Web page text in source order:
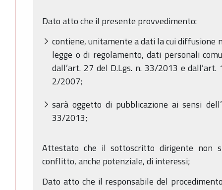
Dato atto che il presente provvedimento:
contiene, unitamente a dati la cui diffusione
legge o di regolamento, dati personali
dall’art. 27 del D.Lgs. n. 33/2013 e
2/2007;
sarà oggetto di pubblicazione ai sensi
33/2013;
Attestato che il sottoscritto dirigente non
conflitto, anche potenziale, di interessi;
Dato atto che il responsabile del